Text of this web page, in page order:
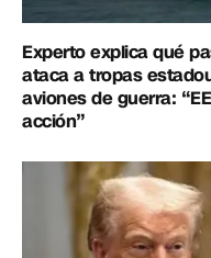
Experto explica qué
ataca a tropas
aviones de guerra:
acción”